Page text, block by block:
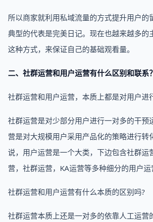
所以商家就利用私域流量的方式提升用户的
典型的代表是完美日记。现在也越来越多的
这种方式，来保证自己的基础观看量。
二、社群运营和用户运营有什么区别和联系？
社群运营和用户运营，本质上都是对用户进
社群运营是对少部分用户进行一对多的干预
营是对大规模用户采用产品化的策略进行转
说，用户运营是一个大类，下边包含社群运
营，社群运营，KA运营等多种细分的用户运
社群运营和用户运营有什么本质的区别吗?
社群运营本质上还是一对多的依靠人工运营